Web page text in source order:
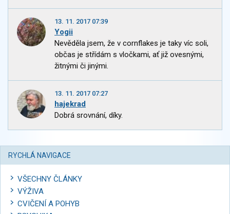
13. 11. 2017 07:39
Yogii
Nevěděla jsem, že v cornflakes je taky víc soli,
občas je střídám s vločkami, ať již ovesnými,
žitnými či jinými.
13. 11. 2017 07:27
hajekrad
Dobrá srovnání, díky.
RYCHLÁ NAVIGACE
VŠECHNY ČLÁNKY
VÝŽIVA
CVIČENÍ A POHYB